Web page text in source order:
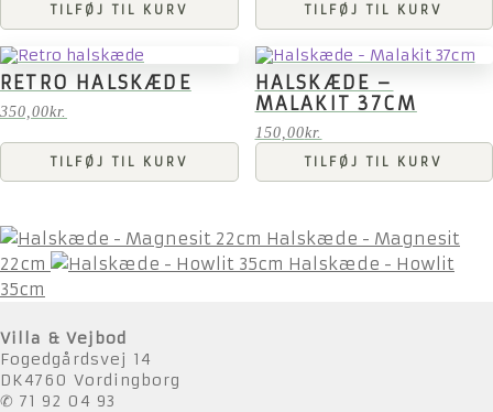
TILFØJ TIL KURV TILFØJ TIL KURV
RETRO HALSKÆDE
350,00kr.
TILFØJ TIL KURV
HALSKÆDE –
MALAKIT 37CM
150,00kr.
TILFØJ TIL KURV
Halskæde - Magnesit
22cm
Halskæde - Howlit
35cm
Villa & Vejbod
Fogedgårdsvej 14
DK4760 Vordingborg
✆ 71 92 04 93